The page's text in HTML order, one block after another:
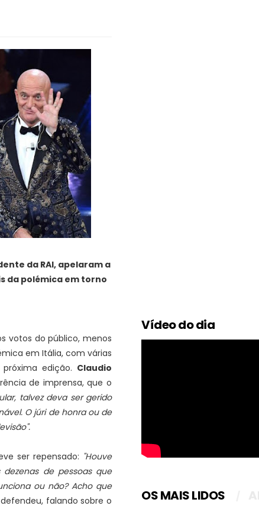
da RAI, apelaram a
da polémica em torno
votos do público, menos
em Itália, com várias
edição. Claudio
de imprensa, que o
talvez deva ser gerido
O júri de honra ou de
ser repensado: "Houve
de pessoas que
ou não? Acho que
falando sobre o
Vídeo do dia
OS MAIS LIDOS